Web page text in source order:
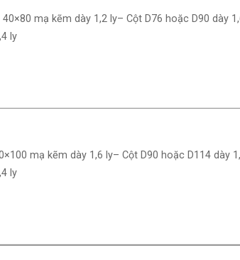
mạ kẽm dày 1,2 ly– Cột D76 hoặc D90 dày
ly
mạ kẽm dày 1,6 ly– Cột D90 hoặc D114 dày
ly